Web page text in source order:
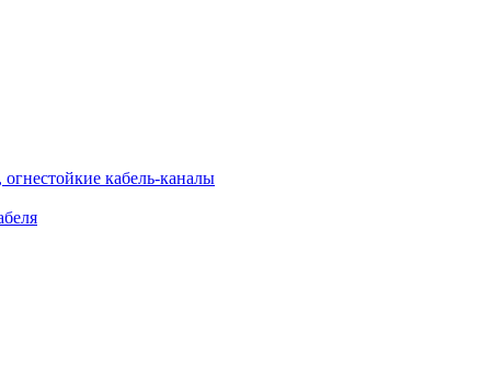
кабель-каналы